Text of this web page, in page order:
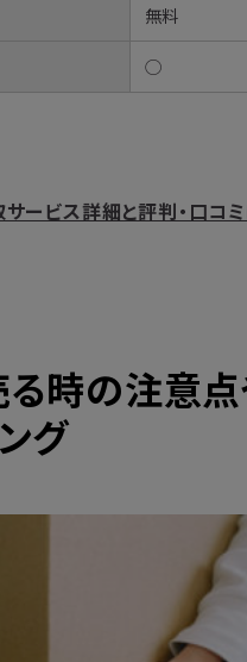
無料
◯
ービス詳細と評判・口コ
時の注意
グ